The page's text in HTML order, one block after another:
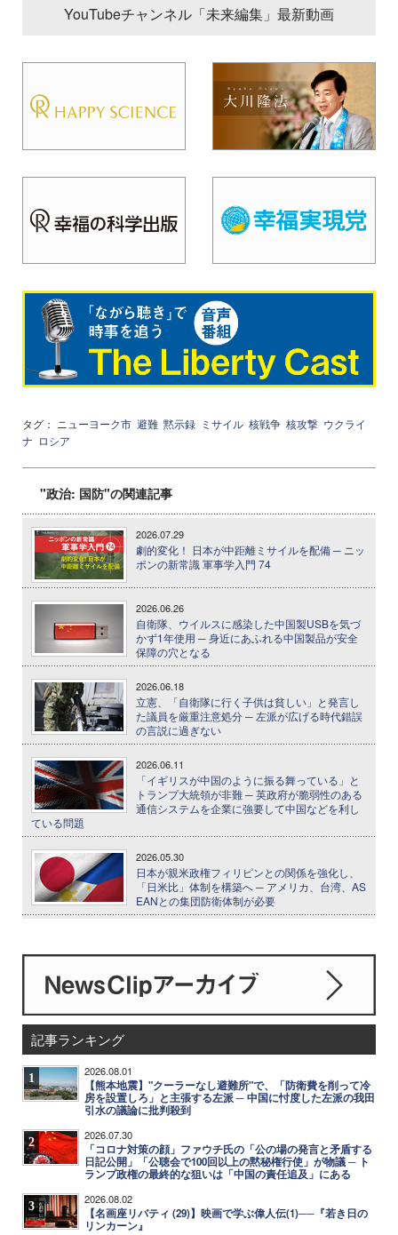
YouTubeチャンネル「未来編集」最新動画
タグ： ニューヨーク市 避難 黙示録 ミサイル 核戦争 核攻撃 ウクライ
ナ ロシア
"政治: 国防"の関連記事
2026.07.29
劇的変化！ 日本が中距離ミサイルを配備 ─ ニッ
ポンの新常識 軍事学入門 74
2026.06.26
自衛隊、ウイルスに感染した中国製USBを気づ
かず1年使用 ─ 身近にあふれる中国製品が安全
保障の穴となる
2026.06.18
立憲、「自衛隊に行く子供は貧しい」と発言し
た議員を厳重注意処分 ─ 左派が広げる時代錯誤
の言説に過ぎない
2026.06.11
「イギリスが中国のように振る舞っている」と
トランプ大統領が非難 ─ 英政府が脆弱性のある
通信システムを企業に強要して中国などを利し
ている問題
2026.05.30
日本が親米政権フィリピンとの関係を強化し、
「日米比」体制を構築へ ─ アメリカ、台湾、AS
EANとの集団防衛体制が必要
記事ランキング
1 2026.08.01
【熊本地震】"クーラーなし避難所"で、「防衛費を削って冷
房を設置しろ」と主張する左派 ─ 中国に忖度した左派の我田
引水の議論に批判殺到
2 2026.07.30
「コロナ対策の顔」ファウチ氏の「公の場の発言と矛盾する
日記公開」「公聴会で100回以上の黙秘権行使」が物議 ─ ト
ランプ政権の最終的な狙いは「中国の責任追及」にある
3 2026.08.02
【名画座リバティ (29)】映画で学ぶ偉人伝(1)──『若き日の
リンカーン』